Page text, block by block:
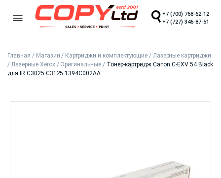
+7 (700) 768-62-12
+7 (727) 346-87-51
Главная / Магазин / Картриджи и комплектующие/ Лазерные картриджи
/ Лазерные Xerox/ Оригинальные / Тонер-картридж Canon C-EXV 54 Black
для IR C3025 C3125 1394C002AA